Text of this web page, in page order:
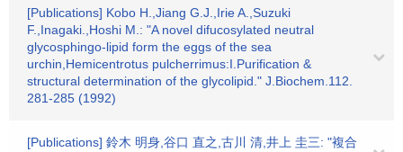
[Publications] Kobo H.,Jiang G.J.,Irie A.,Suzuki
F.,Inagaki.,Hoshi M.: "A novel difucosylated neutral
glycosphingo-lipid form the eggs of the sea
urchin,Hemicentrotus pulcherrimus:I.Purification &
structural determination of the glycolipid." J.Biochem.112.
281-285 (1992)
[Publications] 鈴木 明身,谷口 直之,古川 清,井上 圭三: "複合